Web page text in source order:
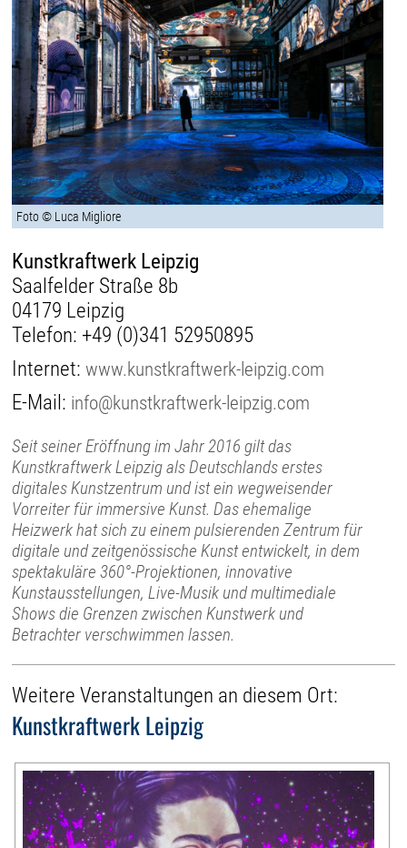
Foto © Luca Migliore
Kunstkraftwerk Leipzig
Saalfelder Straße 8b
04179 Leipzig
Telefon: +49 (0)341 52950895
Internet:www.kunstkraftwerk-leipzig.com
E-Mail: info@kunstkraftwerk-leipzig.com
Seit seiner Eröffnung im Jahr 2016 gilt das
Kunstkraftwerk Leipzig als Deutschlands erstes
digitales Kunstzentrum und ist ein wegweisender
Vorreiter für immersive Kunst. Das ehemalige
Heizwerk hat sich zu einem pulsierenden Zentrum für
digitale und zeitgenössische Kunst entwickelt, in dem
spektakuläre 360°-Projektionen, innovative
Kunstausstellungen, Live-Musik und multimediale
Shows die Grenzen zwischen Kunstwerk und
Betrachter verschwimmen lassen.
Weitere Veranstaltungen an diesem Ort:
Kunstkraftwerk Leipzig